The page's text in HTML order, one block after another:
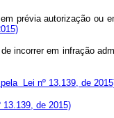
prévia autorização ou
incorrer em infração
Lei nº 13.139, de
de 2015)